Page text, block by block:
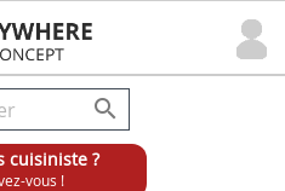

cuisiniste ?
vous !